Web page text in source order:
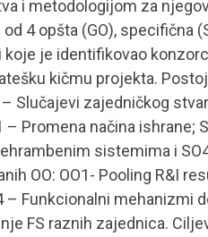
i metodologijom za
4 opšta (GO), specifična
je identifikovao
kičmu projekta.
Slučajevi zajedničkog
Promena načina ishrane;
sistemima i
OO: OO1- Pooling R&I
– Funkcionalni mehanizmi
FS raznih zajednica.